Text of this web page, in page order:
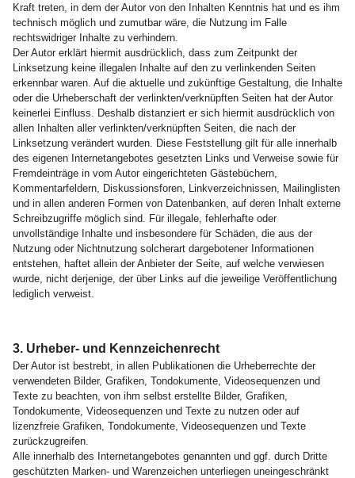
Kraft treten, in dem der Autor von den Inhalten Kenntnis hat und es ihm
technisch möglich und zumutbar wäre, die Nutzung im Falle
rechtswidriger Inhalte zu verhindern.
Der Autor erklärt hiermit ausdrücklich, dass zum Zeitpunkt der
Linksetzung keine illegalen Inhalte auf den zu verlinkenden Seiten
erkennbar waren. Auf die aktuelle und zukünftige Gestaltung, die Inhalte
oder die Urheberschaft der verlinkten/verknüpften Seiten hat der Autor
keinerlei Einfluss. Deshalb distanziert er sich hiermit ausdrücklich von
allen Inhalten aller verlinkten/verknüpften Seiten, die nach der
Linksetzung verändert wurden. Diese Feststellung gilt für alle innerhalb
des eigenen Internetangebotes gesetzten Links und Verweise sowie für
Fremdeinträge in vom Autor eingerichteten Gästebüchern,
Kommentarfeldern, Diskussionsforen, Linkverzeichnissen, Mailinglisten
und in allen anderen Formen von Datenbanken, auf deren Inhalt externe
Schreibzugriffe möglich sind. Für illegale, fehlerhafte oder
unvollständige Inhalte und insbesondere für Schäden, die aus der
Nutzung oder Nichtnutzung solcherart dargebotener Informationen
entstehen, haftet allein der Anbieter der Seite, auf welche verwiesen
wurde, nicht derjenige, der über Links auf die jeweilige Veröffentlichung
lediglich verweist.
3. Urheber- und Kennzeichenrecht
Der Autor ist bestrebt, in allen Publikationen die Urheberrechte der
verwendeten Bilder, Grafiken, Tondokumente, Videosequenzen und
Texte zu beachten, von ihm selbst erstellte Bilder, Grafiken,
Tondokumente, Videosequenzen und Texte zu nutzen oder auf
lizenzfreie Grafiken, Tondokumente, Videosequenzen und Texte
zurückzugreifen.
Alle innerhalb des Internetangebotes genannten und ggf. durch Dritte
geschützten Marken- und Warenzeichen unterliegen uneingeschränkt